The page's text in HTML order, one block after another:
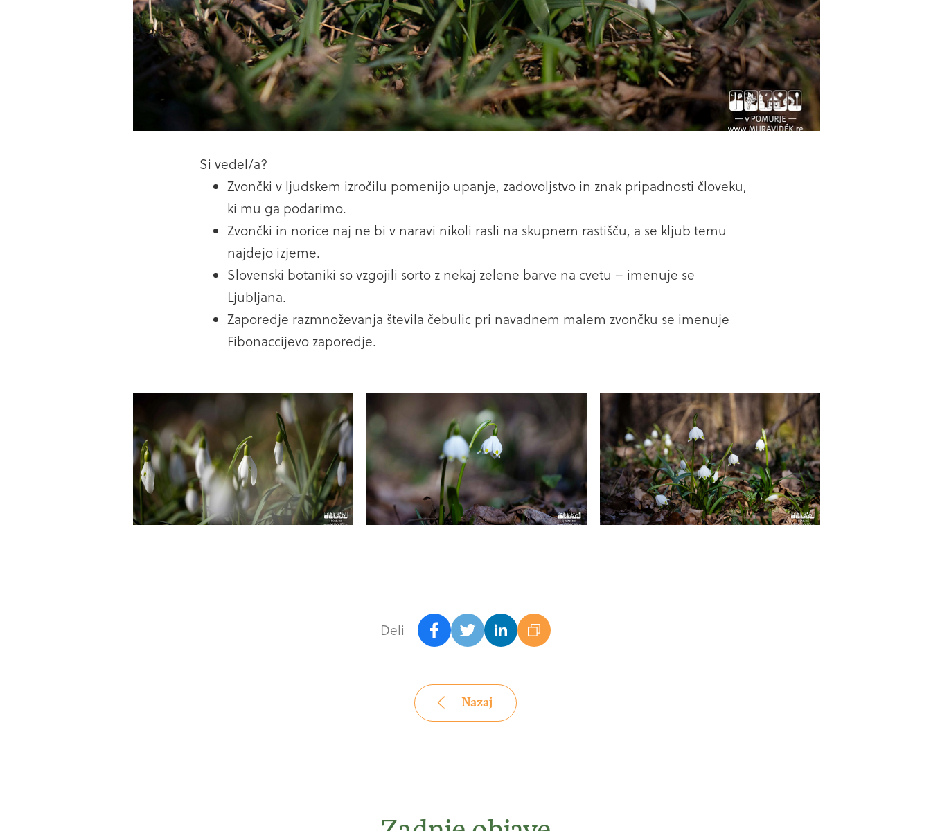
Si vedel/a?
Zvončki v ljudskem izročilu pomenijo upanje, zadovoljstvo in znak pripadnosti človeku,
ki mu ga podarimo.
Zvončki in norice naj ne bi v naravi nikoli rasli na skupnem rastišču, a se kljub temu
najdejo izjeme.
Slovenski botaniki so vzgojili sorto z nekaj zelene barve na cvetu – imenuje se
Ljubljana.
Zaporedje razmnoževanja števila čebulic pri navadnem malem zvončku se imenuje
Fibonaccijevo zaporedje.
Deli
Nazaj